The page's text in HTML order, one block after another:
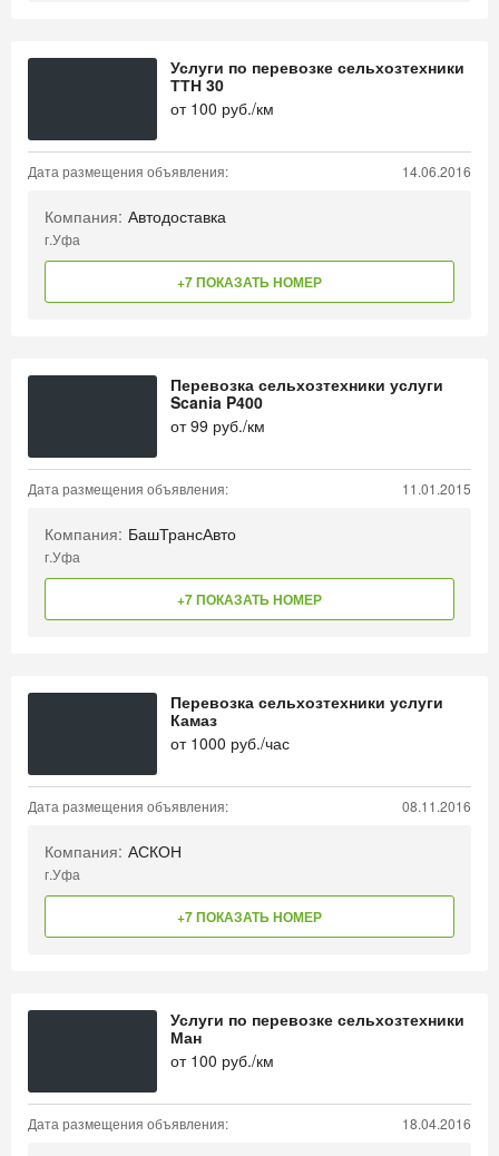
Услуги по перевозке сельхозтехники
ТТН 30
от 100 руб./км
Дата размещения объявления: 14.06.2016
Компания: Автодоставка
г.Уфа
+7 ПОКАЗАТЬ НОМЕР
Перевозка сельхозтехники услуги
Scania P400
от99 руб./км
Дата размещения объявления: 11.01.2015
Компания: БашТрансАвто
г.Уфа
+7 ПОКАЗАТЬ НОМЕР
Перевозка сельхозтехники услуги
Камаз
от 1000 руб./час
Дата размещения объявления: 08.11.2016
Компания: АСКОН
г.Уфа
+7 ПОКАЗАТЬ НОМЕР
Услуги по перевозке сельхозтехники
Ман
от 100 руб./км
Дата размещения объявления: 18.04.2016